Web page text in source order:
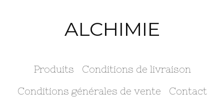
ALCHIMIE
Produits
Conditions de livraison
Conditions générales de vente
Contact